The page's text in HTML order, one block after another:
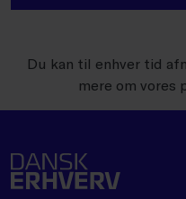
Du kan til enhver tid
mere om vores